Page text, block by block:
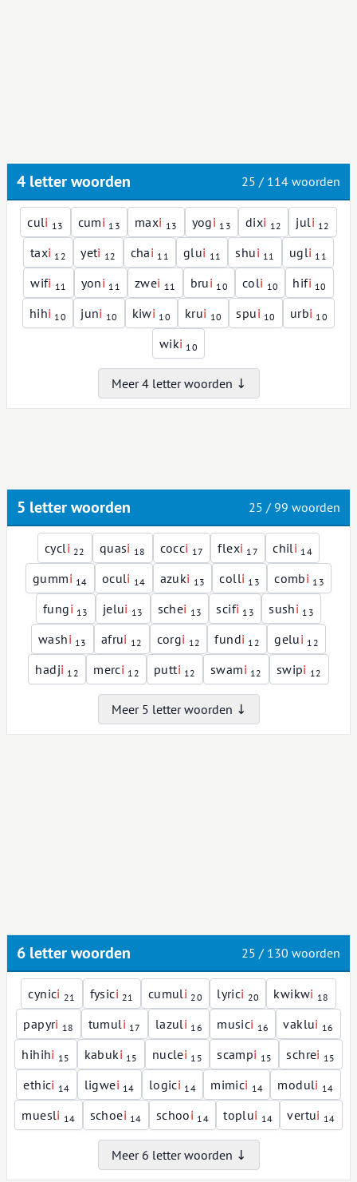
4 letter woorden 25 / 114 woorden
culi 13 cumi 13 maxi 13 yogi 13 dixi 12 juli 12
taxi 12 yeti 12 chai 11 glui 11 shui 11 ugli 11
wifi 11 yoni 11 zwei 11 brui 10 coli 10 hifi 10
hihi 10 juni 10 kiwi 10 krui 10 spui 10 urbi 10
wiki 10
Meer 4 letter woorden ↓
5 letter woorden 25 / 99 woorden
cycli 22 quasi 18 cocci 17 flexi 17 chili 14
gummi 14 oculi 14 azuki 13 colli 13 combi 13
fungi 13 jelui 13 schei 13 scifi 13 sushi 13
washi 13 afrui 12 corgi 12 fundi 12 gelui 12
hadji 12 merci 12 putti 12 swami 12 swipi 12
Meer 5 letter woorden ↓
6 letter woorden 25 / 130 woorden
cynici 21 fysici 21 cumuli 20 lyrici 20 kwikwi 18
papyri 18 tumuli 17 lazuli 16 musici 16 vaklui 16
hihihi 15 kabuki 15 nuclei 15 scampi 15 schrei 15
ethici 14 ligwei 14 logici 14 mimici 14 moduli 14
muesli 14 schoei 14 schooi 14 toplui 14 vertui 14
Meer 6 letter woorden ↓